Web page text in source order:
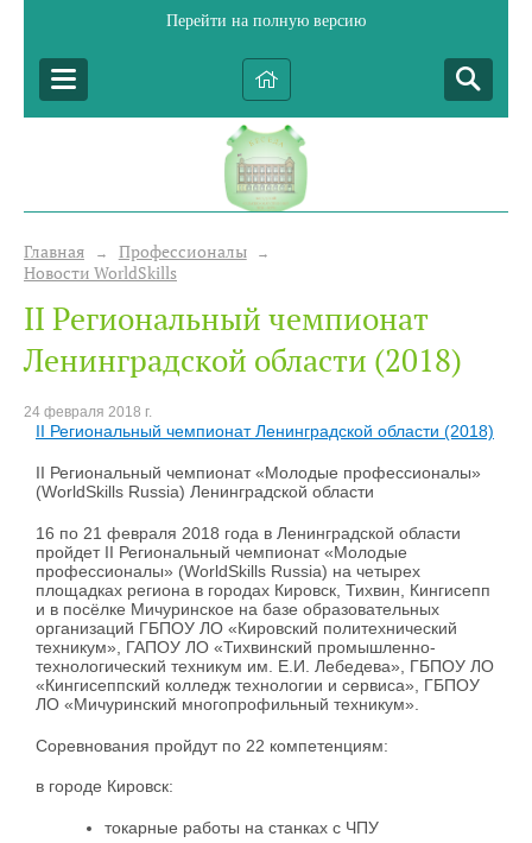
Перейти на полную версию
Главная → Профессионалы →
Новости WorldSkills
II Региональный чемпионат
Ленинградской области (2018)
24 февраля 2018 г.
II Региональный чемпионат Ленинградской области (2018)
II Региональный чемпионат «Молодые профессионалы»
(WorldSkills Russia) Ленинградской области
16 по 21 февраля 2018 года в Ленинградской области
пройдет II Региональный чемпионат «Молодые
профессионалы» (WorldSkills Russia) на четырех
площадках региона в городах Кировск, Тихвин, Кингисепп
и в посёлке Мичуринское на базе образовательных
организаций ГБПОУ ЛО «Кировский политехнический
техникум», ГАПОУ ЛО «Тихвинский промышленно-
технологический техникум им. Е.И. Лебедева», ГБПОУ ЛО
«Кингисеппский колледж технологии и сервиса», ГБПОУ
ЛО «Мичуринский многопрофильный техникум».
Соревнования пройдут по 22 компетенциям:
в городе Кировск:
токарные работы на станках с ЧПУ